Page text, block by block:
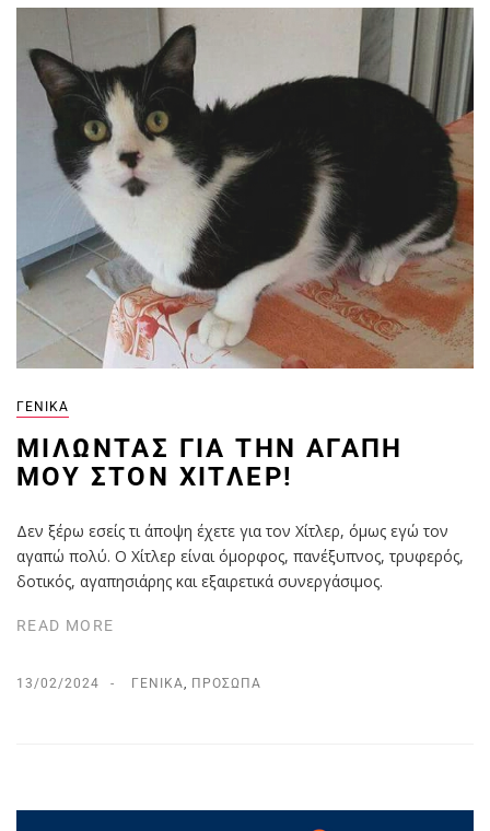
ΓΕΝΙΚΆ
ΜΙΛΏΝΤΑΣ ΓΙΑ ΤΗΝ ΑΓΆΠΗ
ΜΟΥ ΣΤΟΝ ΧΊΤΛΕΡ!
Δεν ξέρω εσείς τι άποψη έχετε για τον Χίτλερ, όμως εγώ τον
αγαπώ πολύ. Ο Χίτλερ είναι όμορφος, πανέξυπνος, τρυφερός,
δοτικός, αγαπησιάρης και εξαιρετικά συνεργάσιμος.
READ MORE
13/02/2024 ΓΕΝΙΚΆ ΠΡΌΣΩΠΑ